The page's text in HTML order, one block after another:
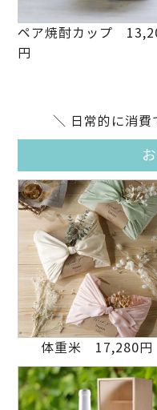
ペア焼酎カップ
円
＼ 日常的に消費
体重米 17,280円